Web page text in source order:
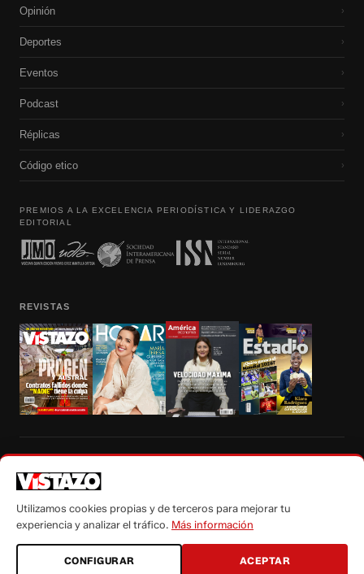
Opinión ›
Deportes ›
Eventos ›
Podcast ›
Réplicas ›
Código etico ›
PREMIOS A LA EXCELENCIA PERIODÍSTICA Y LIDERAZGO
EDITORIAL
REVISTAS
autorización escrita de su titular, de todos los contenidos de Vistazo.com.
Utilizamos cookies propias y de terceros para mejorar tu
experiencia y analizar el tráfico. Más información
CONFIGURAR ACEPTAR